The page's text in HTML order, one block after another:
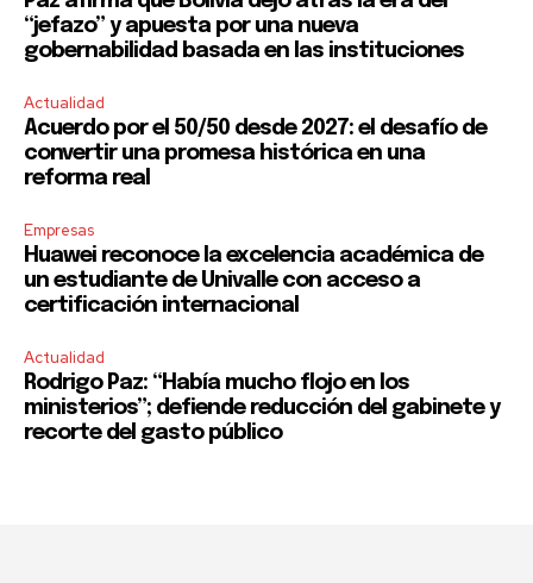
SUBSCRIBE
I've read and accept the
“jefazo” y apuesta por una nueva
gobernabilidad basada en las instituciones
Actualidad
Acuerdo por el 50/50 desde 2027: el desafío de
convertir una promesa histórica en una
reforma real
Empresas
Huawei reconoce la excelencia académica de
un estudiante de Univalle con acceso a
certificación internacional
Actualidad
Rodrigo Paz: “Había mucho flojo en los
ministerios”; defiende reducción del gabinete y
recorte del gasto público